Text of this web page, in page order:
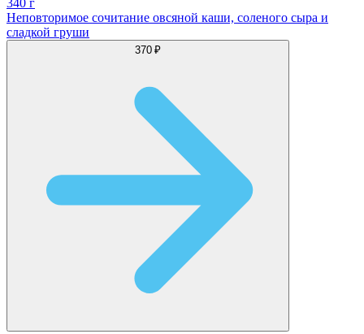
Неповторимое сочитание овсяной каши, соленого сыра и
сладкой груши
370 ₽